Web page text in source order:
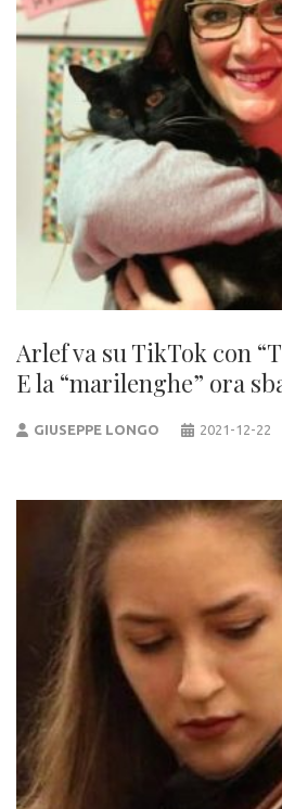
Arlef va su TikTok con
E la “marilenghe” ora
GIUSEPPE LONGO 2021-12-22